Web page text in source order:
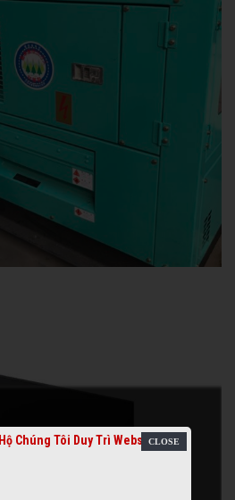
Chúng Tôi Duy Trì Website